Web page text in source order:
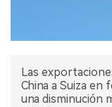
Las
China a Suiza
una disminución